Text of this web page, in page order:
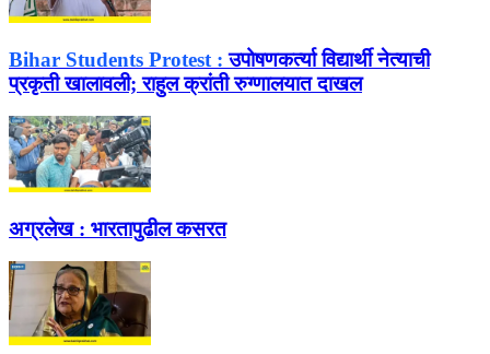
Bihar Students Protest : उपोषणकर्त्या विद्यार्थी नेत्याची
प्रकृती खालावली; राहुल क्रांती रुग्णालयात दाखल
अग्रलेख : भारतापुढील कसरत